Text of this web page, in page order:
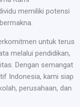
memiliki potensi
untuk terus
melalui pendidikan,
Dengan semangat
Indonesia, kami siap
perusahaan, dan